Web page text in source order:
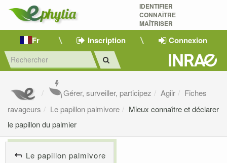
IDENTIFIER
CONNAÎTRE
MAÎTRISER
Fr Inscription Connexion
Gérer, surveiller, participez Agiir
Fiches
ravageurs
Le papillon palmivore
Mieux connaître et déclarer
le papillon du palmier
Le papillon palmivore